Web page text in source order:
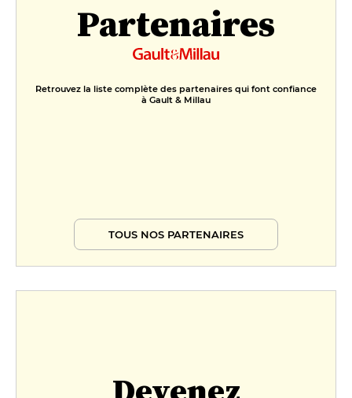
Partenaires
Retrouvez la liste complète des partenaires qui font confiance
à Gault & Millau
TOUS NOS PARTENAIRES